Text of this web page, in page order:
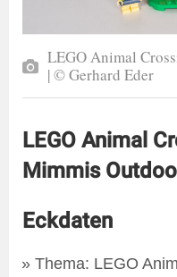
LEGO Animal
| © Gerhard Eder
LEGO Animal
Mimmis
Eckdaten
Thema: LEGO